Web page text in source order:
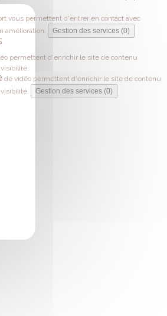
vous permettent d'entrer en contact avec
amélioration.
Gestion des services (0)
permettent d'enrichir le site de contenu
de vidéo permettent d'enrichir le site de contenu
Gestion des services (0)